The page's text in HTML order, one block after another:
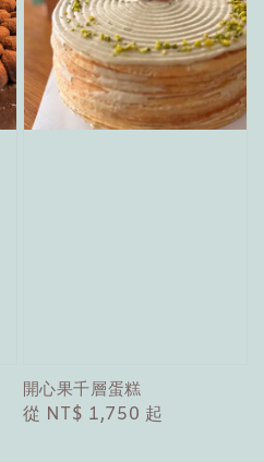
開心果千層蛋糕
Regular
從 NT$ 1,750 起